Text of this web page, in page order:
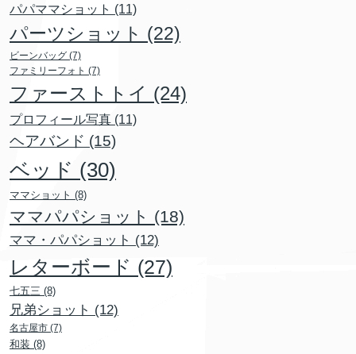
パパママショット (11)
パーツショット (22)
ビーンバッグ (7)
ファミリーフォト (7)
ファーストトイ (24)
プロフィール写真 (11)
ヘアバンド (15)
ベッド (30)
ママショット (8)
ママパパショット (18)
ママ・パパショット (12)
レターボード (27)
七五三 (8)
兄弟ショット (12)
名古屋市 (7)
和装 (8)